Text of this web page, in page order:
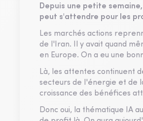
Depuis une petite
peut s'attendre pour les
Les marchés actions
de l'Iran. Il y avait quand
en Europe. On a eu une
Là, les attentes continuent
secteurs de l'énergie et de
croissance des bénéfices
Donc oui, la thématique IA